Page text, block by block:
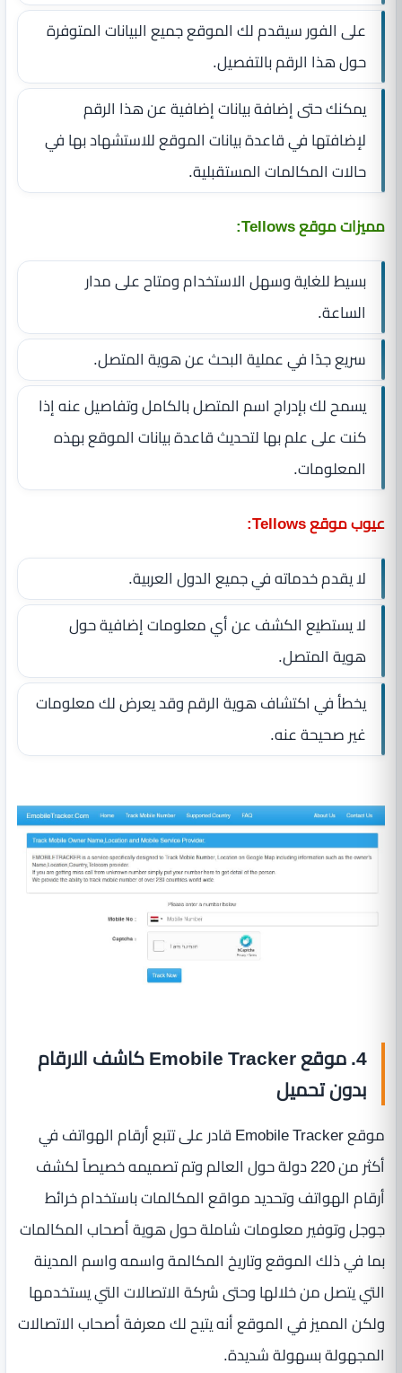
على الفور سيقدم لك الموقع جميع البيانات المتوفرة
حول هذا الرقم بالتفصيل.
يمكنك حتى إضافة بيانات إضافية عن هذا الرقم
لإضافتها في قاعدة بيانات الموقع للاستشهاد بها في
حالات المكالمات المستقبلية.
مميزات موقع Tellows:
بسيط للغاية وسهل الاستخدام ومتاح على مدار
الساعة.
سريع جدًا في عملية البحث عن هوية المتصل.
يسمح لك بإدراج اسم المتصل بالكامل وتفاصيل عنه إذا
كنت على علم بها لتحديث قاعدة بيانات الموقع بهذه
المعلومات.
عيوب موقع Tellows:
لا يقدم خدماته في جميع الدول العربية.
لا يستطيع الكشف عن أي معلومات إضافية حول
هوية المتصل.
يخطأ في اكتشاف هوية الرقم وقد يعرض لك معلومات
غير صحيحة عنه.
4. موقع Emobile Tracker كاشف الارقام
بدون تحميل
موقع Emobile Tracker قادر على تتبع أرقام الهواتف في
أكثر من 220 دولة حول العالم وتم تصميمه خصيصاً لكشف
أرقام الهواتف وتحديد مواقع المكالمات باستخدام خرائط
جوجل وتوفير معلومات شاملة حول هوية أصحاب المكالمات
بما في ذلك الموقع وتاريخ المكالمة واسمه واسم المدينة
التي يتصل من خلالها وحتى شركة الاتصالات التي يستخدمها
ولكن المميز في الموقع أنه يتيح لك معرفة أصحاب الاتصالات
المجهولة بسهولة شديدة.